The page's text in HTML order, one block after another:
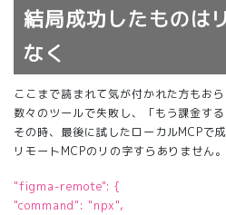
結局成功したものは
なく
ここまで読まれて気が付かれた方もお
数々のツールで失敗し、「もう課金す
その時、最後に試したローカルMCPで成
リモートMCPのリの字すらありません。
"figma-remote": {
"command": "npx",